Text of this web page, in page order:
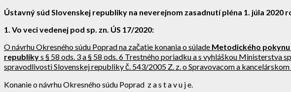
Ústavný súd Slovenskej republiky na neverejnom zasadnutí pléna 1. júla 2020
1 . Vo veci vedenej pod sp. zn. ÚS 17/2020:
O návrhu Okresného súdu Poprad na začatie konania o súlade Metodického
republikys § 58 ods. 3 a § 58 ods. 6 Trestného poriadku a s vyhláškou
spravodlivosti Slovenskej republiky č. 543/2005 Z. z. o Spravovacom a
Konanie o návrhu Okresného súdu Poprad z a s t a v u j e.